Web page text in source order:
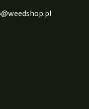
@weedshop.pl